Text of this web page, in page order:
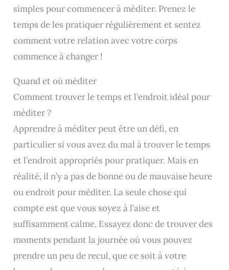
simples pour commencer à méditer. Prenez le
temps de les pratiquer régulièrement et sentez
comment votre relation avec votre corps
commence à changer !
Quand et où méditer
Comment trouver le temps et l’endroit idéal pour
méditer ?
Apprendre à méditer peut être un défi, en
particulier si vous avez du mal à trouver le temps
et l’endroit appropriés pour pratiquer. Mais en
réalité, il n’y a pas de bonne ou de mauvaise heure
ou endroit pour méditer. La seule chose qui
compte est que vous soyez à l’aise et
suffisamment calme. Essayez donc de trouver des
moments pendant la journée où vous pouvez
prendre un peu de recul, que ce soit à votre